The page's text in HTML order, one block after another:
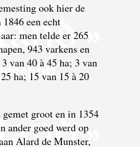
ook hier de
een echt
men telde er 265
943 varkens en
van 40 à 45 ha; 3 van
ha; 15 van 15 à 20
gemet groot en in 1354
ander goed werd op
Alard de Munster,